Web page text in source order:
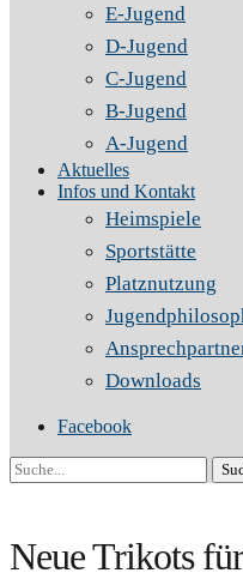
E-Jugend
D-Jugend
C-Jugend
B-Jugend
A-Jugend
Aktuelles
Infos und Kontakt
Heimspiele
Sportstätte
Platznutzung
Downloads
Facebook
Suche
Neue Trikots